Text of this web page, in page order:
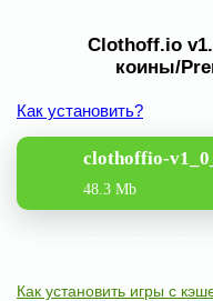
Clothoff.io
коины/
Как установить?
clothoffio-
48.3 Mb
Как установить игры с